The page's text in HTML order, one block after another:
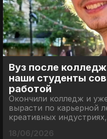
Вуз после
наши студенты
работой
Окончили колледж и
вырасти по карьерной
креативных индустриях,
18/06/2026